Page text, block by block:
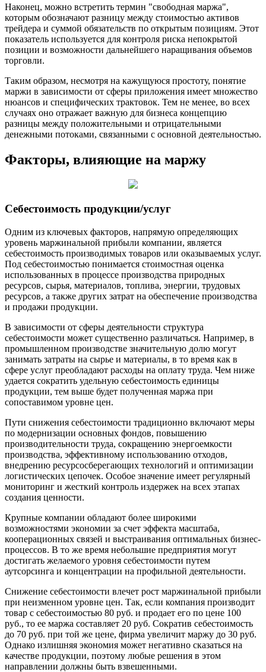
Наконец, можно встретить термин "свободная маржа",
которым обозначают разницу между стоимостью активов
трейдера и суммой обязательств по открытым позициям. Этот
показатель используется для контроля риска непокрытой
позиции и возможности дальнейшего наращивания объемов
торговли.
Таким образом, несмотря на кажущуюся простоту, понятие
маржи в зависимости от сферы приложения имеет множество
нюансов и специфических трактовок. Тем не менее, во всех
случаях оно отражает важную для бизнеса концепцию
разницы между положительными и отрицательными
денежными потоками, связанными с основной деятельностью.
Факторы, влияющие на маржу
Себестоимость продукции/услуг
Одним из ключевых факторов, напрямую определяющих
уровень маржинальной прибыли компании, является
себестоимость производимых товаров или оказываемых услуг.
Под себестоимостью понимается стоимостная оценка
использованных в процессе производства природных
ресурсов, сырья, материалов, топлива, энергии, трудовых
ресурсов, а также других затрат на обеспечение производства
и продажи продукции.
В зависимости от сферы деятельности структура
себестоимости может существенно различаться. Например, в
промышленном производстве значительную долю могут
занимать затраты на сырье и материалы, в то время как в
сфере услуг преобладают расходы на оплату труда. Чем ниже
удается сократить удельную себестоимость единицы
продукции, тем выше будет полученная маржа при
сопоставимом уровне цен.
Пути снижения себестоимости традиционно включают меры
по модернизации основных фондов, повышению
производительности труда, сокращению энергоемкости
производства, эффективному использованию отходов,
внедрению ресурсосберегающих технологий и оптимизации
логистических цепочек. Особое значение имеет регулярный
мониторинг и жесткий контроль издержек на всех этапах
создания ценности.
Крупные компании обладают более широкими
возможностями экономии за счет эффекта масштаба,
кооперационных связей и выстраивания оптимальных бизнес-
процессов. В то же время небольшие предприятия могут
достигать желаемого уровня себестоимости путем
аутсорсинга и концентрации на профильной деятельности.
Снижение себестоимости влечет рост маржинальной прибыли
при неизменном уровне цен. Так, если компания производит
товар с себестоимостью 80 руб. и продает его по цене 100
руб., то ее маржа составляет 20 руб. Сократив себестоимость
до 70 руб. при той же цене, фирма увеличит маржу до 30 руб.
Однако излишняя экономия может негативно сказаться на
качестве продукции, поэтому любые решения в этом
направлении должны быть взвешенными.